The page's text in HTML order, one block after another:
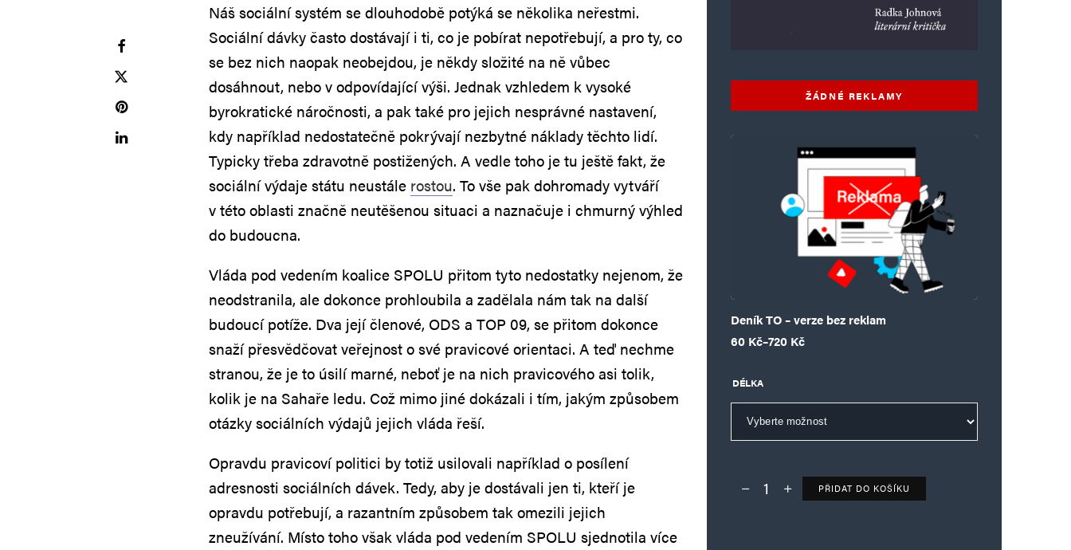
Náš sociální systém se dlouhodobě potýká se několika neřestmi.
Sociální dávky často dostávají i ti, co je pobírat nepotřebují, a pro ty, co
se bez nich naopak neobejdou, je někdy složité na ně vůbec
dosáhnout, nebo v odpovídající výši. Jednak vzhledem k vysoké
byrokratické náročnosti, a pak také pro jejich nesprávné nastavení,
kdy například nedostatečně pokrývají nezbytné náklady těchto lidí.
Typicky třeba zdravotně postižených. A vedle toho je tu ještě fakt, že
sociální výdaje státu neustále rostou. To vše pak dohromady vytváří
v této oblasti značně neutěšenou situaci a naznačuje i chmurný výhled
do budoucna.
Vláda pod vedením koalice SPOLU přitom tyto nedostatky nejenom, že
neodstranila, ale dokonce prohloubila a zadělala nám tak na další
budoucí potíže. Dva její členové, ODS a TOP 09, se přitom dokonce
snaží přesvědčovat veřejnost o své pravicové orientaci. A teď nechme
stranou, že je to úsilí marné, neboť je na nich pravicového asi tolik,
kolik je na Sahaře ledu. Což mimo jiné dokázali i tím, jakým způsobem
otázky sociálních výdajů jejich vláda řeší.
Opravdu pravicoví politici by totiž usilovali například o posílení
adresnosti sociálních dávek. Tedy, aby je dostávali jen ti, kteří je
opravdu potřebují, a razantním způsobem tak omezili jejich
zneužívání. Místo toho však vláda pod vedením SPOLU sjednotila více
ŽÁDNÉ REKLAMY
Deník TO – verze bez reklam
60 Kč–720 Kč
Rozpětí cen: 60 Kč až 720 Kč
DÉLKA
Deník TO – verze bez reklam množství
PŘIDAT DO KOŠÍKU